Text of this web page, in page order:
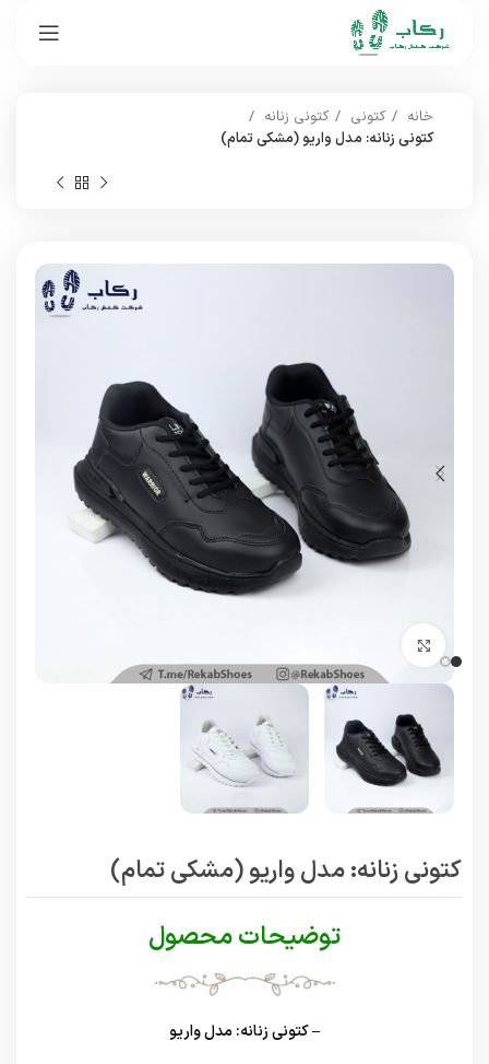
خانه کتونی
کتونی زنانه
کتونی زنانه: مدل واریو (مشکی تمام)
کتونی زنانه: مدل واریو (مشکی تمام)
توضیحات محصول
– کتونی زنانه: مدل واریو